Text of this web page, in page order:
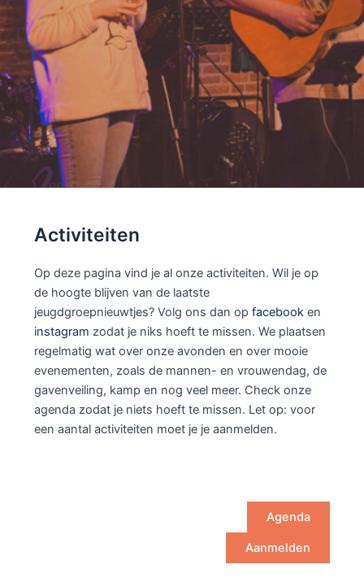
Activiteiten
Op deze pagina vind je al onze activiteiten. Wil je op
de hoogte blijven van de laatste
jeugdgroepnieuwtjes? Volg ons dan op facebook en
instagram zodat je niks hoeft te missen. We plaatsen
regelmatig wat over onze avonden en over mooie
evenementen, zoals de mannen- en vrouwendag, de
gavenveiling, kamp en nog veel meer. Check onze
agenda zodat je niets hoeft te missen. Let op: voor
een aantal activiteiten moet je je aanmelden.
Agenda
Aanmelden